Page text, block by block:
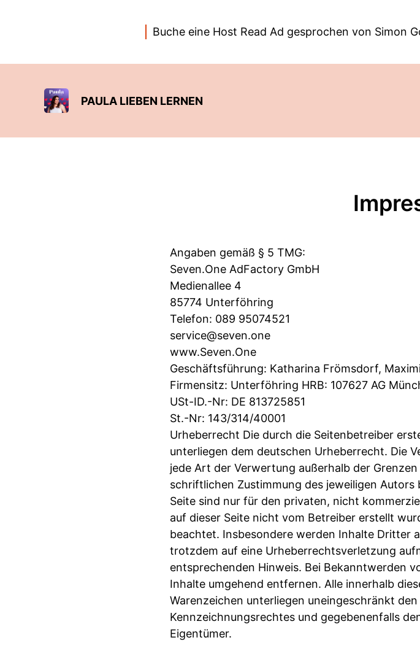
Buche eine Host Read Ad gesprochen von Simon
PAULA LIEBEN LERNEN
Angaben gemäß § 5 TMG:
Seven.One AdFactory GmbH
Medienallee 4
85774 Unterföhring
Telefon: 089 95074521
service@seven.one
www.Seven.One
Geschäftsführung: Katharina Frömsdorf,
Firmensitz: Unterföhring HRB: 107627 AG
USt-ID.-Nr: DE 813725851
St.-Nr: 143/314/40001
Urheberrecht Die durch die Seitenbetreiber
unterliegen dem deutschen Urheberrecht. Die
jede Art der Verwertung außerhalb der
schriftlichen Zustimmung des jeweiligen
Seite sind nur für den privaten, nicht
auf dieser Seite nicht vom Betreiber erstellt
beachtet. Insbesondere werden Inhalte Dritter
trotzdem auf eine Urheberrechtsverletzung
entsprechenden Hinweis. Bei Bekanntwerden
Inhalte umgehend entfernen. Alle innerhalb
Warenzeichen unterliegen uneingeschränkt
Kennzeichnungsrechtes und gegebenenfalls
Eigentümer.